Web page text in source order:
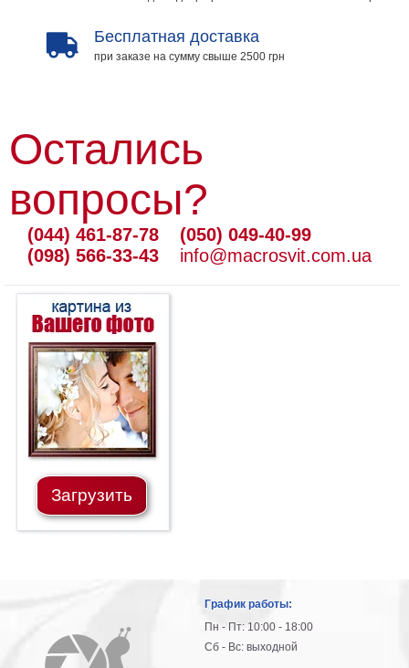
Бесплатная доставка
при заказе на сумму свыше 2500 грн
Остались
вопросы?
(044) 461-87-78
(098) 566-33-43
(050) 049-40-99
info@macrosvit.com.ua
Загрузить
График работы:
Пн - Пт: 10:00 - 18:00
Сб - Вс: выходной